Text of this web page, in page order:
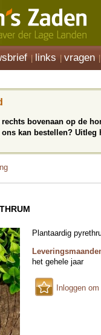
links vragen
bovenaan op de
kan bestellen? Uitleg
Plantaardig
het gehele jaar
Inloggen